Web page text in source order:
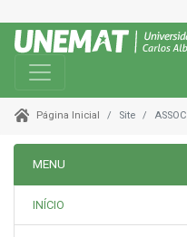
Toggle navigation
Página Inicial Site ASSOC
MENU
INÍCIO